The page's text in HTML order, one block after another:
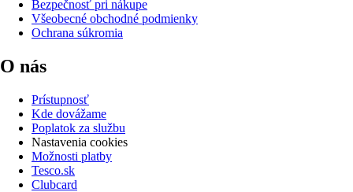
Bezpečnosť pri nákupe
Všeobecné obchodné podmienky
Ochrana súkromia
O nás
Prístupnosť
Kde dovážame
Poplatok za službu
Nastavenia cookies
Možnosti platby
Tesco.sk
Clubcard